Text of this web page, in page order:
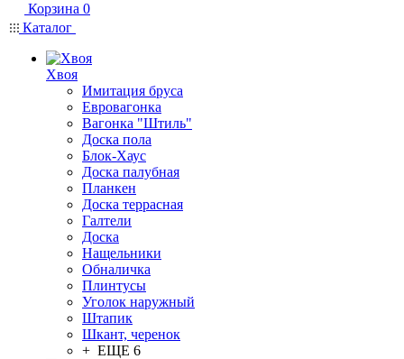
Корзина 0
Каталог
Хвоя
Имитация бруса
Евровагонка
Вагонка "Штиль"
Доска пола
Блок-Хаус
Доска палубная
Планкен
Доска террасная
Галтели
Доска
Нащельники
Обналичка
Плинтусы
Уголок наружный
Штапик
Шкант, черенок
+ ЕЩЕ 6